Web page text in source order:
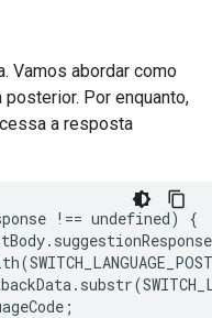
Vamos abordar como
Por enquanto,
a resposta
!== undefined) {